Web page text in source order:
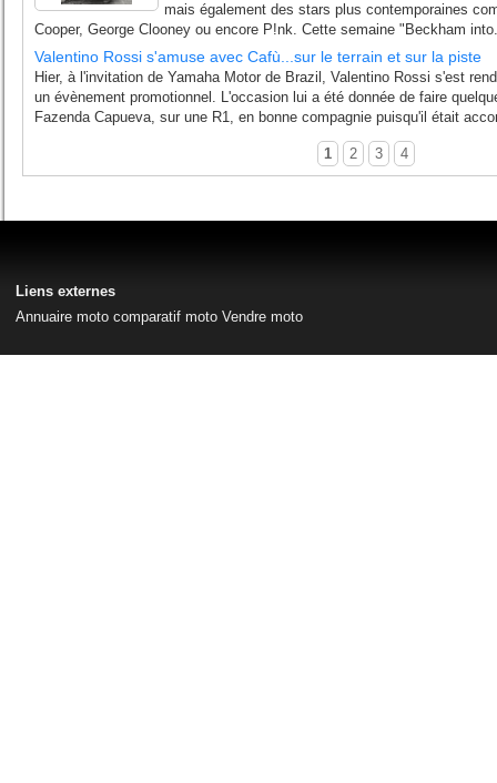
mais également des stars plus contemporaines
Cooper, George Clooney ou encore P!nk. Cette semaine "Beckham
Valentino Rossi s'amuse avec Cafù...sur le terrain et sur la piste
Hier, à l'invitation de Yamaha Motor de Brazil, Valentino Rossi s'est
un évènement promotionnel. L'occasion lui a été donnée de faire
Fazenda Capueva, sur une R1, en bonne compagnie puisqu'il était
1 2 3 4
Liens externes
Annuaire moto comparatif moto Vendre moto